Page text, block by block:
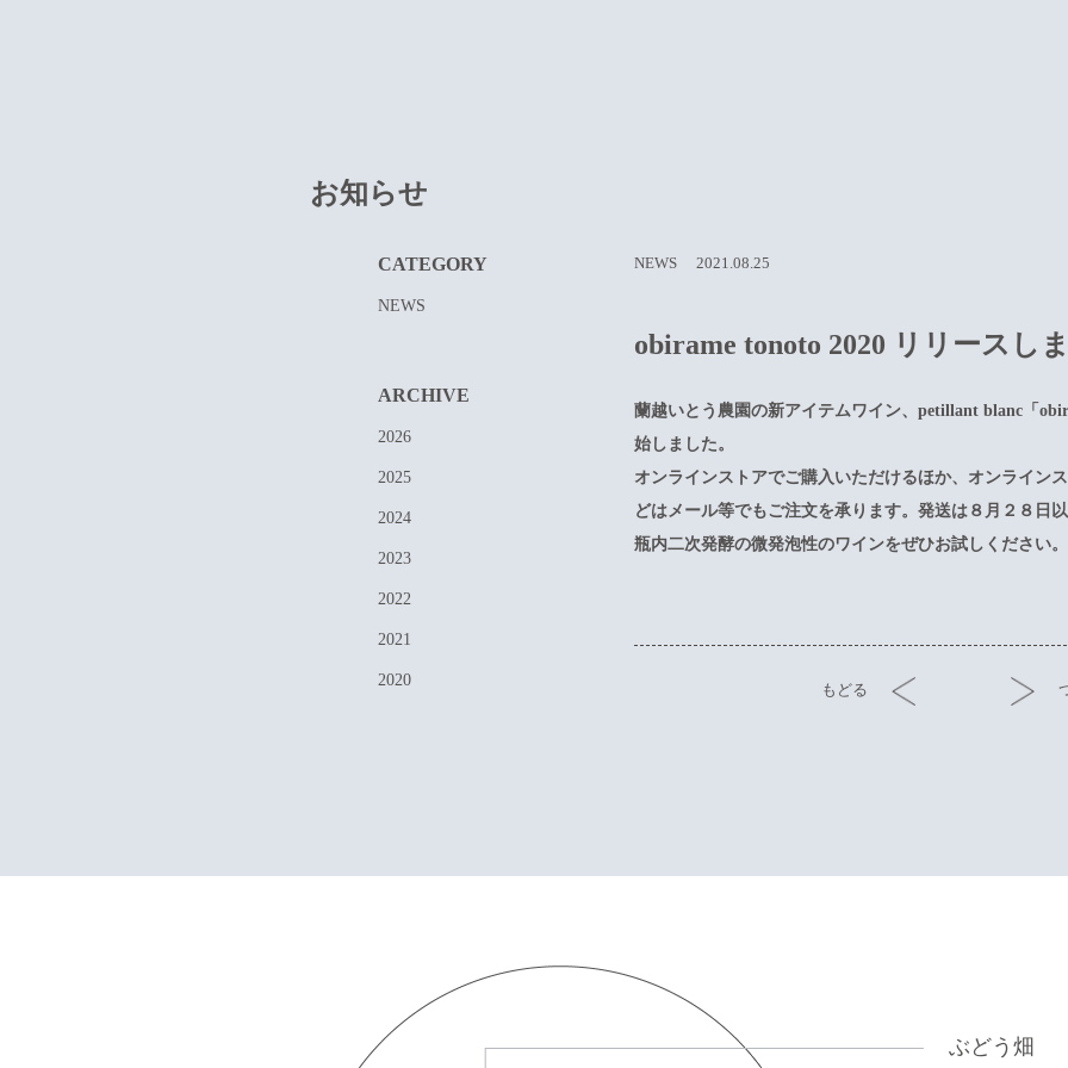
お知らせ
NEWS 2021.08.25
obirame tonoto 2020 リリースし
蘭越いとう農園の新アイテムワイン、petillant blanc「
始しました。
オンラインストアでご購入いただけるほか、オンライン
どはメール等でもご注文を承ります。発送は８月２８日以
瓶内二次発酵の微発泡性のワインをぜひお試しください。
もどる
CATEGORY
NEWS
ARCHIVE
2026
2025
2024
2023
2022
2021
2020
ぶどう畑